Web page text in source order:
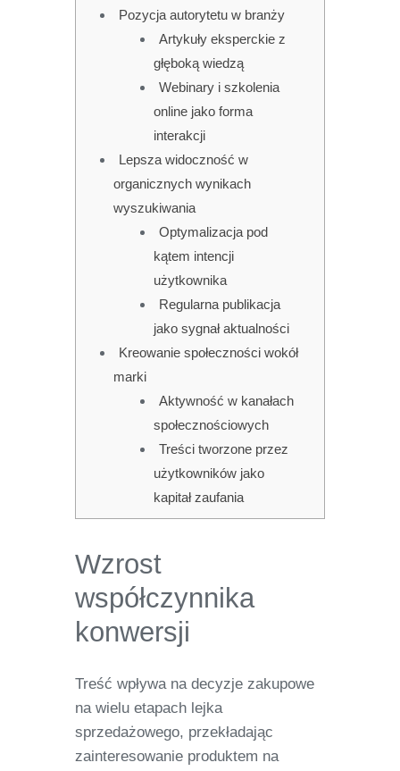
Pozycja autorytetu w branży
Artykuły eksperckie z
głęboką wiedzą
Webinary i szkolenia
online jako forma
interakcji
Lepsza widoczność w
organicznych wynikach
wyszukiwania
Optymalizacja pod
kątem intencji
użytkownika
Regularna publikacja
jako sygnał aktualności
Kreowanie społeczności wokół
marki
Aktywność w kanałach
społecznościowych
Treści tworzone przez
użytkowników jako
kapitał zaufania
Wzrost
współczynnika
konwersji
Treść wpływa na decyzje zakupowe
na wielu etapach lejka
sprzedażowego, przekładając
zainteresowanie produktem na